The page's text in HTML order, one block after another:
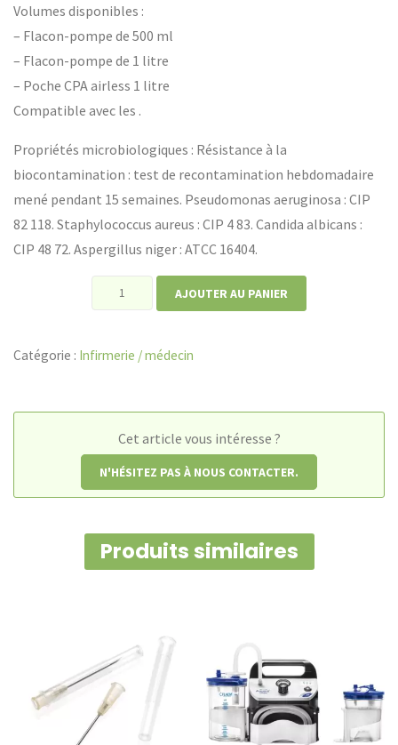
Volumes disponibles :
– Flacon-pompe de 500 ml
– Flacon-pompe de 1 litre
– Poche CPA airless 1 litre
Compatible avec les .
Propriétés microbiologiques : Résistance à la
biocontamination : test de recontamination hebdomadaire
mené pendant 15 semaines. Pseudomonas aeruginosa : CIP
82 118. Staphylococcus aureus : CIP 4 83. Candida albicans :
CIP 48 72. Aspergillus niger : ATCC 16404.
quantité
savon
AJOUTER AU PANIER
Catégorie : Infirmerie / médecin
Cet article vous intéresse ?
N'HÉSITEZ PAS À NOUS CONTACTER.
Produits similaires